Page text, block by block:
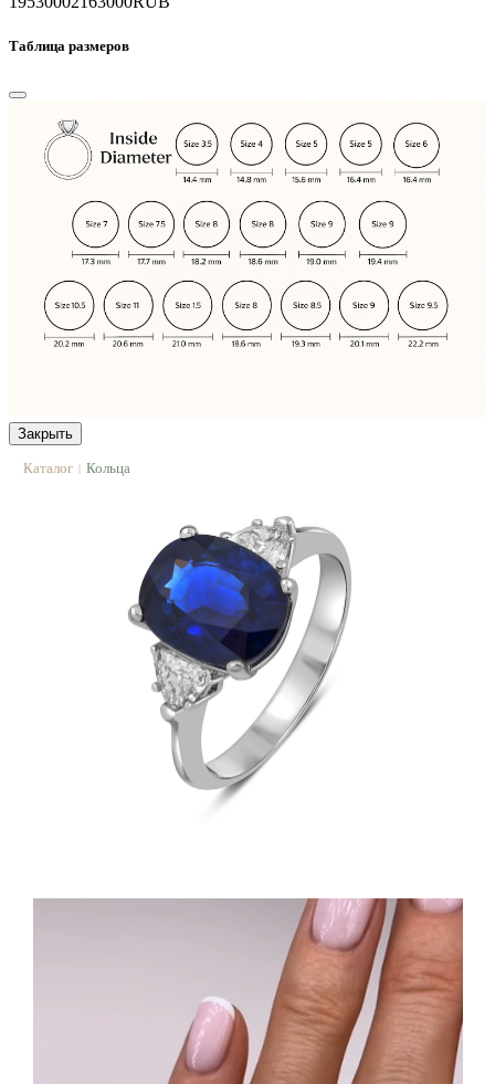
Таблица размеров
Закрыть
Каталог | Кольца